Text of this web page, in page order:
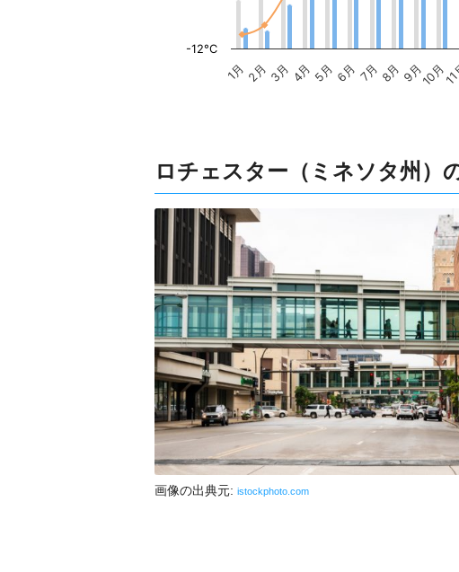
1月 2月 3月 4月5月 6月 7月 8月 9月10月
-12°C
ロチェスター（ミネソタ州）
画像の出典元: istockphoto.com